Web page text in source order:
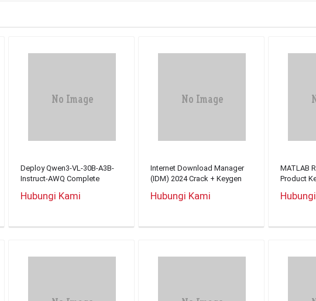
Deploy Qwen3-VL-30B-A3B-
Instruct-AWQ Complete
Hubungi Kami
Internet Download Manager
(IDM) 2024 Crack + Keygen
Hubungi Kami
MATLAB
Product